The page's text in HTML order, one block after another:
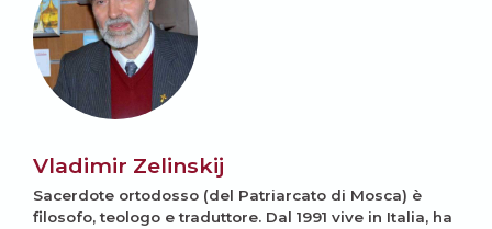
Vladimir Zelinskij
Sacerdote ortodosso (del Patriarcato di Mosca) è
filosofo, teologo e traduttore. Dal 1991 vive in Italia, ha